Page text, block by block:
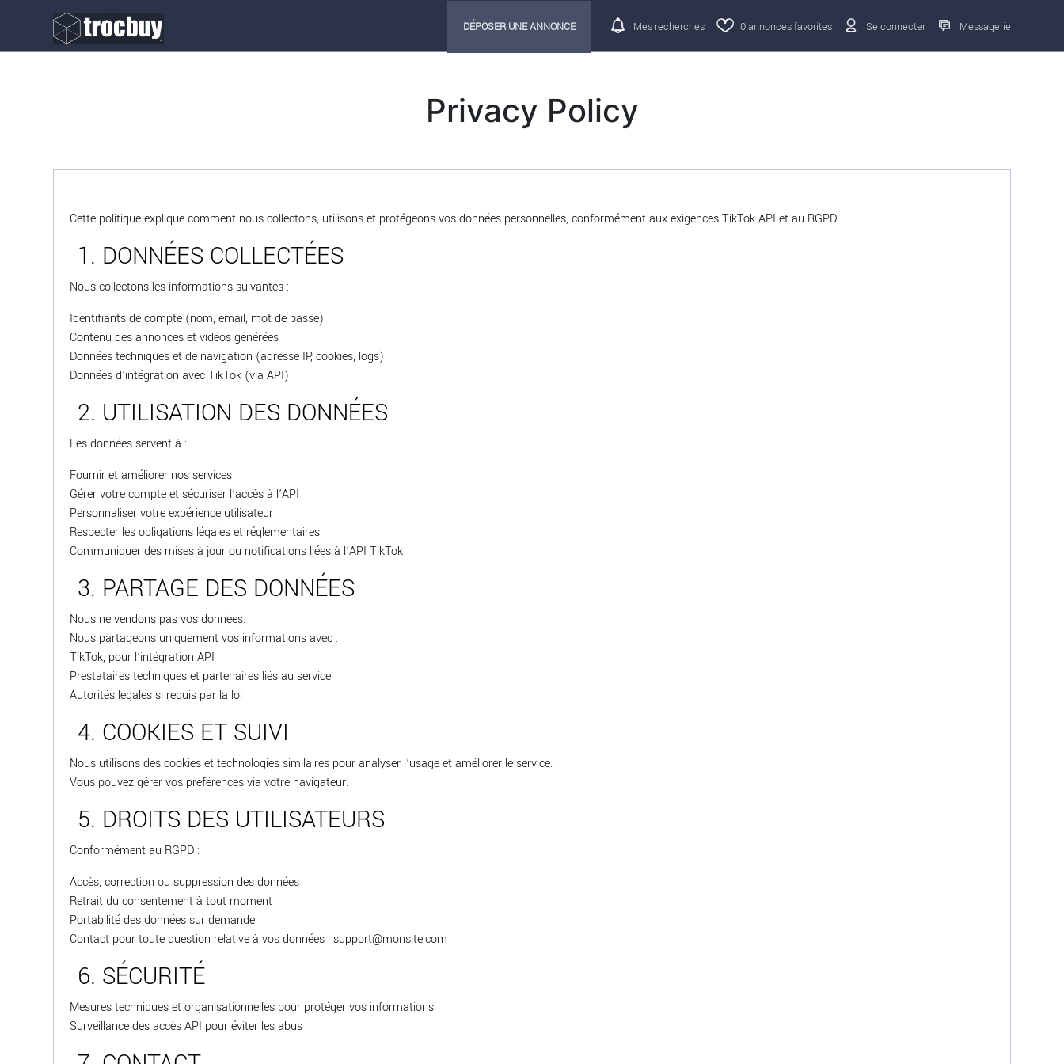
DÉPOSER UNE ANNONCE Mes recherches 0annonces favorites Se connecter Messagerie
Privacy Policy
Cette politique explique comment nous collectons, utilisons et protégeons vos données personnelles, conformément aux exigences TikTok API et au RGPD.
1. DONNÉES COLLECTÉES
Nous collectons les informations suivantes :
Identifiants de compte (nom, email, mot de passe)
Contenu des annonces et vidéos générées
Données techniques et de navigation (adresse IP, cookies, logs)
Données d’intégration avec TikTok (via API)
2. UTILISATION DES DONNÉES
Les données servent à :
Fournir et améliorer nos services
Gérer votre compte et sécuriser l’accès à l’API
Personnaliser votre expérience utilisateur
Respecter les obligations légales et réglementaires
Communiquer des mises à jour ou notifications liées à l’API TikTok
3. PARTAGE DES DONNÉES
Nous ne vendons pas vos données.
Nous partageons uniquement vos informations avec :
TikTok, pour l’intégration API
Prestataires techniques et partenaires liés au service
Autorités légales si requis par la loi
4. COOKIES ET SUIVI
Nous utilisons des cookies et technologies similaires pour analyser l’usage et améliorer le service.
Vous pouvez gérer vos préférences via votre navigateur.
5. DROITS DES UTILISATEURS
Conformément au RGPD :
Accès, correction ou suppression des données
Retrait du consentement à tout moment
Portabilité des données sur demande
Contact pour toute question relative à vos données : support@monsite.com
6. SÉCURITÉ
Mesures techniques et organisationnelles pour protéger vos informations
Surveillance des accès API pour éviter les abus